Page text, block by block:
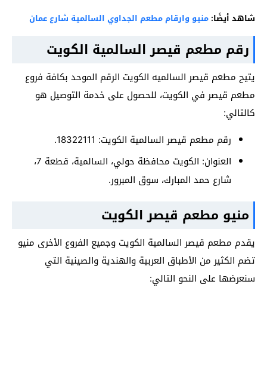
شاهد أيضًا: منيو وارقام مطعم الجداوي السالمية شارع عمان
رقم مطعم قيصر السالمية الكويت
يتيح مطعم قيصر السالميه الكويت الرقم الموحد بكافة فروع
مطعم قيصر في الكويت، للحصول على خدمة التوصيل هو
كالتالي:
رقم مطعم قيصر السالمية الكويت: 18322111.
العنوان: الكويت محافظة حولي، السالمية، قطعة 7،
شارع حمد المبارك، سوق المبرور.
منيو مطعم قيصر الكويت
يقدم مطعم قيصر السالمية الكويت وجميع الفروع الأخرى منيو
تضم الكثير من الأطباق العربية والهندية والصينية التي
سنعرضها على النحو التالي: